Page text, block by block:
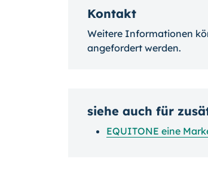
Kontakt
Weitere Informationen
angefordert werden.
siehe auch für
EQUITONE eine